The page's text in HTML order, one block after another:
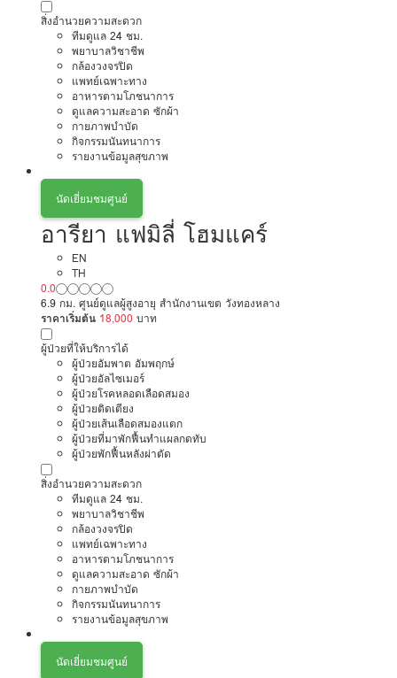
สิ่งอำนวยความสะดวก
ทีมดูแล 24 ชม.
พยาบาลวิชาชีพ
กล้องวงจรปิด
แพทย์เฉพาะทาง
อาหารตามโภชนาการ
ดูแลความสะอาด ซักผ้า
กายภาพบำบัด
กิจกรรมนันทนาการ
รายงานข้อมูลสุขภาพ
นัดเยี่ยมชมศูนย์
อารียา แฟมิลี่ โฮมแคร์
EN
TH
0.0
6.9 กม. ศูนย์ดูแลผู้สูงอายุ สำนักงานเขต วังทองหลาง
ราคาเริ่มต้น 18,000 บาท
ผู้ป่วยที่ให้บริการได้
ผู้ป่วยอัมพาต อัมพฤกษ์
ผู้ป่วยอัลไซเมอร์
ผู้ป่วยโรคหลอดเลือดสมอง
ผู้ป่วยติดเตียง
ผู้ป่วยเส้นเลือดสมองแตก
ผู้ป่วยที่มาพักฟื้นทำแผลกดทับ
ผู้ป่วยพักฟื้นหลังผ่าตัด
สิ่งอำนวยความสะดวก
ทีมดูแล 24 ชม.
พยาบาลวิชาชีพ
กล้องวงจรปิด
แพทย์เฉพาะทาง
อาหารตามโภชนาการ
ดูแลความสะอาด ซักผ้า
กายภาพบำบัด
กิจกรรมนันทนาการ
รายงานข้อมูลสุขภาพ
นัดเยี่ยมชมศูนย์